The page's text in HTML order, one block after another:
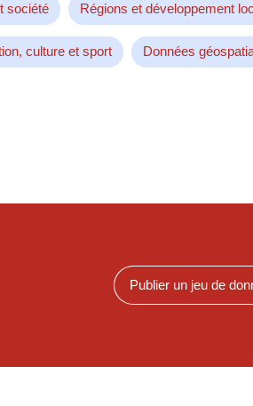
société Régions et développement
culture et sport Données
Publier un jeu de